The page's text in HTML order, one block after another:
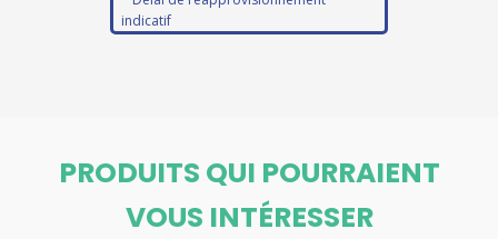
indicatif
PRODUITS QUI POURRAIENT
VOUS INTÉRESSER